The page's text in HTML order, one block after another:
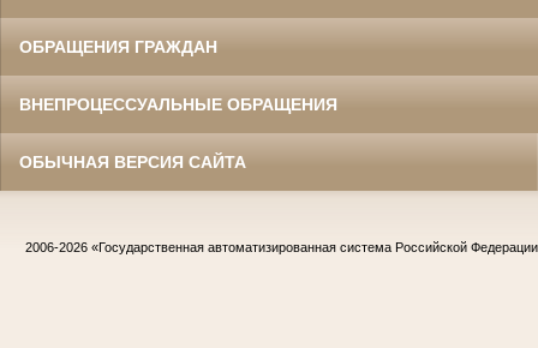
ОБРАЩЕНИЯ ГРАЖДАН
ВНЕПРОЦЕССУАЛЬНЫЕ ОБРАЩЕНИЯ
ОБЫЧНАЯ ВЕРСИЯ САЙТА
2006-2026 «Государственная автоматизированная система Российской